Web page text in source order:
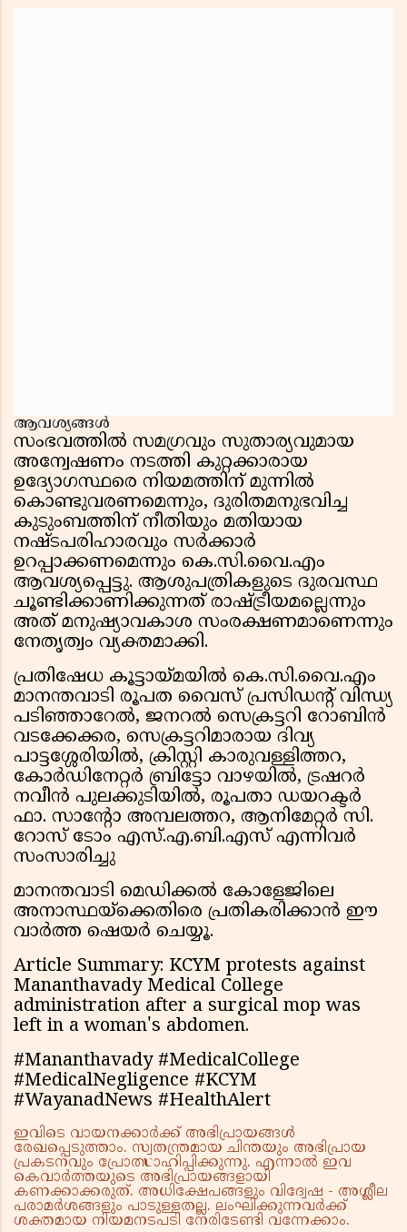
ആവശ്യങ്ങൾ
സംഭവത്തിൽ സമഗ്രവും സുതാര്യവുമായ
അന്വേഷണം നടത്തി കുറ്റക്കാരായ
ഉദ്യോഗസ്ഥരെ നിയമത്തിന് മുന്നിൽ
കൊണ്ടുവരണമെന്നും, ദുരിതമനുഭവിച്ച
കുടുംബത്തിന് നീതിയും മതിയായ
നഷ്ടപരിഹാരവും സർക്കാർ
ഉറപ്പാക്കണമെന്നും കെ.സി.വൈ.എം
ആവശ്യപ്പെട്ടു. ആശുപത്രികളുടെ ദുരവസ്ഥ
ചൂണ്ടിക്കാണിക്കുന്നത് രാഷ്ട്രീയമല്ലെന്നും
അത് മനുഷ്യാവകാശ സംരക്ഷണമാണെന്നും
നേതൃത്വം വ്യക്തമാക്കി.
പ്രതിഷേധ കൂട്ടായ്മയിൽ കെ.സി.വൈ.എം
മാനന്തവാടി രൂപത വൈസ് പ്രസിഡന്റ് വിന്ധ്യ
പടിഞ്ഞാറേൽ, ജനറൽ സെക്രട്ടറി റോബിൻ
വടക്കേക്കര, സെക്രട്ടറിമാരായ ദിവ്യ
പാട്ടശ്ശേരിയിൽ, ക്രിസ്റ്റി കാരുവള്ളിത്തറ,
കോർഡിനേറ്റർ ബ്രിട്ടോ വാഴയിൽ, ട്രഷറർ
നവീൻ പുലക്കുടിയിൽ, രൂപതാ ഡയറക്ടർ
ഫാ. സാന്റോ അമ്പലത്തറ, ആനിമേറ്റർ സി.
റോസ് ടോം എസ്.എ.ബി.എസ് എന്നിവർ
സംസാരിച്ചു
മാനന്തവാടി മെഡിക്കൽ കോളേജിലെ
അനാസ്ഥയ്ക്കെതിരെ പ്രതികരിക്കാൻ ഈ
വാർത്ത ഷെയർ ചെയ്യൂ.
Article Summary: KCYM protests against
Mananthavady Medical College
administration after a surgical mop was
left in a woman's abdomen.
#Mananthavady #MedicalCollege
#MedicalNegligence #KCYM
#WayanadNews #HealthAlert
ഇവിടെ വായനക്കാർക്ക് അഭിപ്രായങ്ങൾ
രേഖപ്പെടുത്താം. സ്വതന്ത്രമായ ചിന്തയും അഭിപ്രായ
പ്രകടനവും പ്രോത്സാഹിപ്പിക്കുന്നു. എന്നാൽ ഇവ
കെവാർത്തയുടെ അഭിപ്രായങ്ങളായി
കണക്കാക്കരുത്. അധിക്ഷേപങ്ങളും വിദ്വേഷ - അശ്ലീല
പരാമർശങ്ങളും പാടുള്ളതല്ല. ലംഘിക്കുന്നവർക്ക്
ശക്തമായ നിയമനടപടി നേരിടേണ്ടി വന്നേക്കാം.